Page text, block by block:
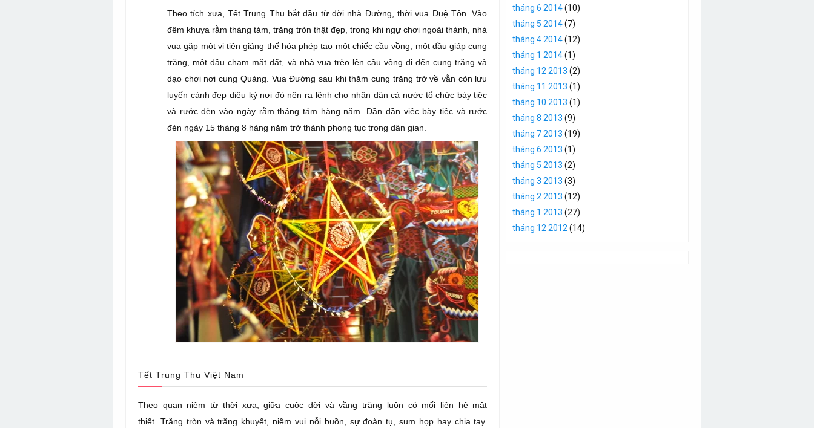
Theo tích xưa, Tết Trung Thu bắt đầu từ đời nhà Ðường, thời vua Duệ Tôn. Vào
đêm khuya rằm tháng tám, trăng tròn thật đẹp, trong khi ngự chơi ngoài thành, nhà
vua gặp một vị tiên giáng thế hóa phép tạo một chiếc cầu vồng, một đầu giáp cung
trăng, một đầu chạm mặt đất, và nhà vua trèo lên cầu vồng đi đến cung trăng và
dạo chơi nơi cung Quảng. Vua Đường sau khi thăm cung trăng trở về vẫn còn lưu
luyến cảnh đẹp diệu kỳ nơi đó nên ra lệnh cho nhân dân cả nước tổ chức bày tiệc
và rước đèn vào ngày rằm tháng tám hàng năm. Dần dần việc bày tiệc và rước
đèn ngày 15 tháng 8 hàng năm trở thành phong tục trong dân gian.
Tết Trung Thu Việt Nam
Theo quan niệm từ thời xưa, giữa cuộc đời và vầng trăng luôn có mối liên hệ mật
thiết. Trăng tròn và trăng khuyết, niềm vui nỗi buồn, sự đoàn tụ, sum họp hay chia tay.
tháng 6 2014(10)
tháng 5 2014(7)
tháng 4 2014(12)
tháng 1 2014(1)
tháng 12 2013 (2)
tháng 11 2013 (1)
tháng 10 2013 (1)
tháng 8 2013 (9)
tháng 7 2013 (19)
tháng 6 2013 (1)
tháng 5 2013 (2)
tháng 3 2013 (3)
tháng 2 2013 (12)
tháng 1 2013 (27)
tháng 12 2012 (14)